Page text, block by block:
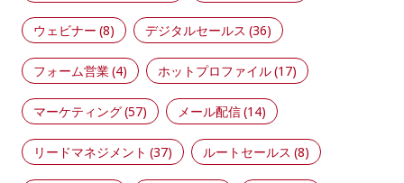
ウェビナー (8) デジタルセールス (36)
フォーム営業(4) ホットプロファイル(17)
マーケティング(57) メール配信(14)
リードマネジメント (37) ルートセールス (8)